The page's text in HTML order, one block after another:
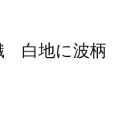
白地に波柄